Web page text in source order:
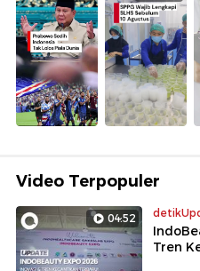
Video Terpopuler
04:52
Tren